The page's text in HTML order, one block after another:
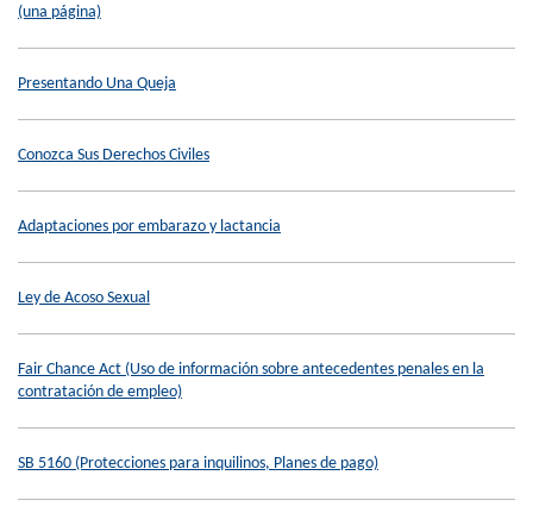
(una página)
Presentando Una Queja
Conozca Sus Derechos Civiles
Adaptaciones por embarazo y lactancia
Ley de Acoso Sexual
Fair Chance Act (Uso de información sobre antecedentes penales en la
contratación de empleo)
SB 5160 (Protecciones para inquilinos, Planes de pago)